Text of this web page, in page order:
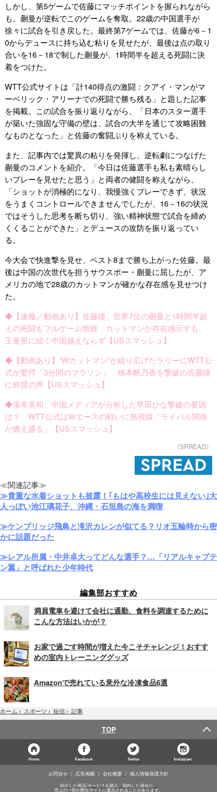
しかし、第5ゲームで佐藤にマッチポイントを握られながら
も、蒯曼が逆転でこのゲームを奪取。22歳の中国選手が
徐々に試合を引き戻した。最終第7ゲームでは、佐藤が6－1
0からデュースに持ち込む粘りを見せたが、最後は点の取り
合いを16－18で制した蒯曼が、1時間半を超える死闘に決
着をつけた。
WTT公式サイトは「計140得点の激闘：クアイ・マンがマ
ーベリック・アリーナでの死闘で勝ち残る」と題した記事
を掲載。この試合を振り返りながら、「日本のスター選手
が築いた強固な守備の壁は、試合の大半を通じて攻略困難
なものとなった」と佐藤の奮闘ぶりを称えている。
また、記事内では驚異の粘りを発揮し、逆転劇につなげた
蒯曼のコメントを紹介。「今日は佐藤選手も私も素晴らし
いプレーを見せたと思う」と両者の健闘を称えながら、
「ショットが消極的になり、我慢強くプレーできず、状況
をうまくコントロールできませんでしたが、16－16の状況
ではそうした思考を断ち切り、強い精神状態で試合を締め
くくることができた」とデュースの攻防を振り返ってい
る。
今大会で快進撃を見せ、ベスト8まで勝ち上がった佐藤。最
後は中国の次世代を担うサウスポー・蒯曼に屈したが、ア
メリカの地で28歳のカットマンが確かな存在感を見せつけ
た。
◆【速報／動画あり】佐藤瞳、世界7位の蒯曼と1時間半超
えの死闘もフルゲーム惜敗 カットマンが存在感示すも、
王曼昱に続く中国越えならず【USスマッシュ】
◆【動画あり】“Wカットマン”が繰り広げたラリーにWTT公
式が驚愕「3分間のマラソン」 橋本帆乃香を撃破の佐藤瞳
に称賛の声【USスマッシュ】
◆張本美和、中国メディアが分析した早田ひな撃破の要因
は？ WTT公式はWエースの戦いに熱視線「ライバル関係
が燃え盛る」【USスマッシュ】
《SPREAD》
≪関連記事≫
≫貴重な水着ショットも披露！｢もはや高校生には見えない｣大
人っぽい池江璃花子、沖縄・石垣島の海を満喫
≫ケンブリッジ飛鳥と滝沢カレンが似てる？リオ五輪時から密
かに話題だった
≫レアル所属・中井卓大ってどんな選手？…「リアルキャプテ
ン翼」と呼ばれた少年時代
編集部おすすめ
満員電車を避けて会社に通勤、食料を調達するために
こんな方法はいかが？
お家で過ごす時間が増えた今こそチャレンジ！おすす
めの室内トレーニンググッズ
Amazonで売れている意外な冷凍食品6選
ホーム › スポーツ › 短信 › 記事
TOP
Home Facebook Twitter Instagram
お問合せ 広告掲載 会社概要 個人情報保護方針
紹介した商品/サービスを購入、契約した場合に、
売上の一部が弊社サイトに還元されることがあります。